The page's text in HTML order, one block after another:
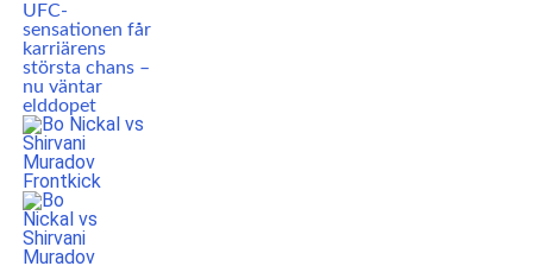
UFC-
sensationen får
karriärens
största chans –
nu väntar
elddopet